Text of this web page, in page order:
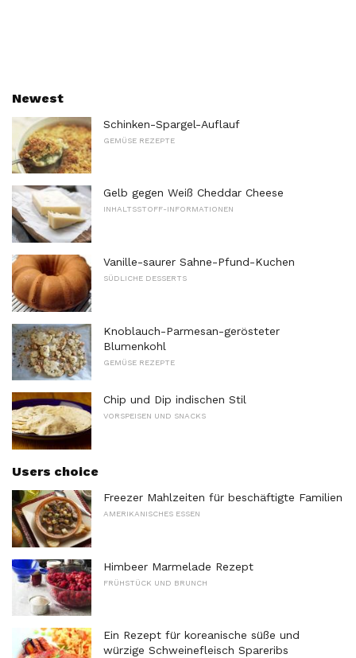
Newest
Schinken-Spargel-Auflauf
GEMÜSE REZEPTE
Gelb gegen Weiß Cheddar Cheese
INHALTSSTOFF-INFORMATIONEN
Vanille-saurer Sahne-Pfund-Kuchen
SÜDLICHE DESSERTS
Knoblauch-Parmesan-gerösteter
Blumenkohl
GEMÜSE REZEPTE
Chip und Dip indischen Stil
VORSPEISEN UND SNACKS
Users choice
Freezer Mahlzeiten für beschäftigte Familien
AMERIKANISCHES ESSEN
Himbeer Marmelade Rezept
FRÜHSTÜCK UND BRUNCH
Ein Rezept für koreanische süße und
würzige Schweinefleisch Spareribs